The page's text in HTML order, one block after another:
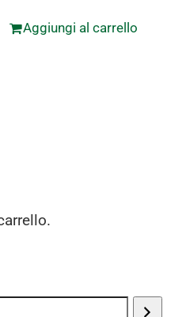
Aggiungi al carrello